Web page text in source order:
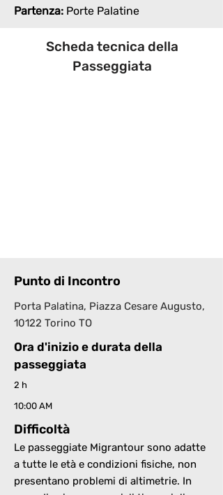
Partenza: Porte Palatine
Scheda tecnica della
Passeggiata
Punto di Incontro
Porta Palatina, Piazza Cesare Augusto,
10122 Torino TO
Ora d'inizio e durata della
passeggiata
2 h
10:00 AM
Difficoltà
Le passeggiate Migrantour sono adatte
a tutte le età e condizioni fisiche, non
presentano problemi di altimetrie. In